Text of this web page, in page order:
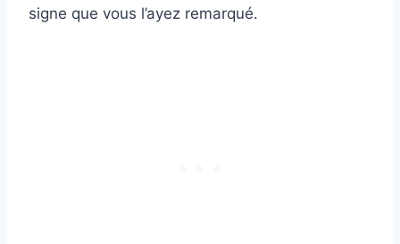
signe que vous l’ayez remarqué.